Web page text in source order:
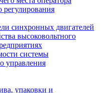
синхронных двигателей
высоковольтного
системы
управления
упаковки и